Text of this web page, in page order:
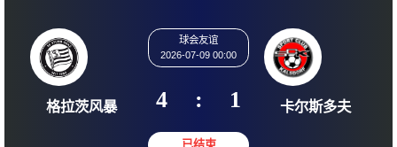
球会友谊
2026-07-09 00:00